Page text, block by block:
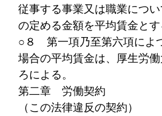
従事する事業又は職業につ
の定める金額を平均賃金とす
○８ 第一項乃至第六項によ
場合の平均賃金は、厚生労
ろによる。
第二章 労働契約
（この法律違反の契約）